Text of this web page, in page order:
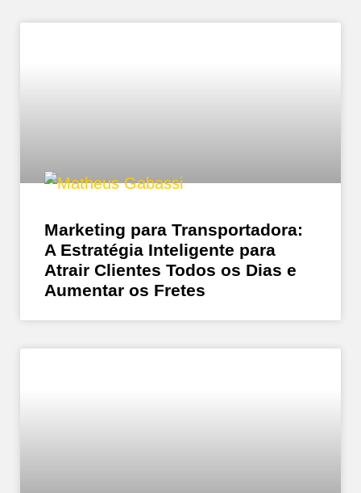
Marketing para Transportadora:
A Estratégia Inteligente para
Atrair Clientes Todos os Dias e
Aumentar os Fretes